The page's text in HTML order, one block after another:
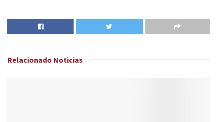
Relacionado Noticias